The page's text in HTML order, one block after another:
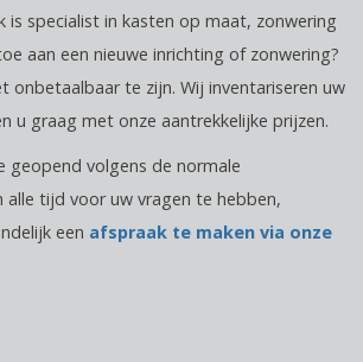
is specialist in kasten op maat, zonwering
aan een nieuwe inrichting of zonwering?
onbetaalbaar te zijn. Wij inventariseren uw
u graag met onze aantrekkelijke prijzen.
geopend volgens de normale
alle tijd voor uw vragen te hebben,
een afspraak te maken via onze